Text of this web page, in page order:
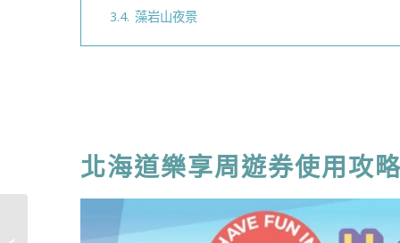
3.4. 藻岩山夜景
北海道樂享周遊券使用攻
【2026札幌住宿推薦】